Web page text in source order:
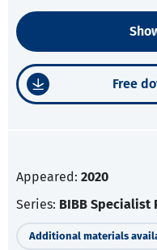
Free
Appeared: 2020
Series: BIBB Specialist
Additional materials